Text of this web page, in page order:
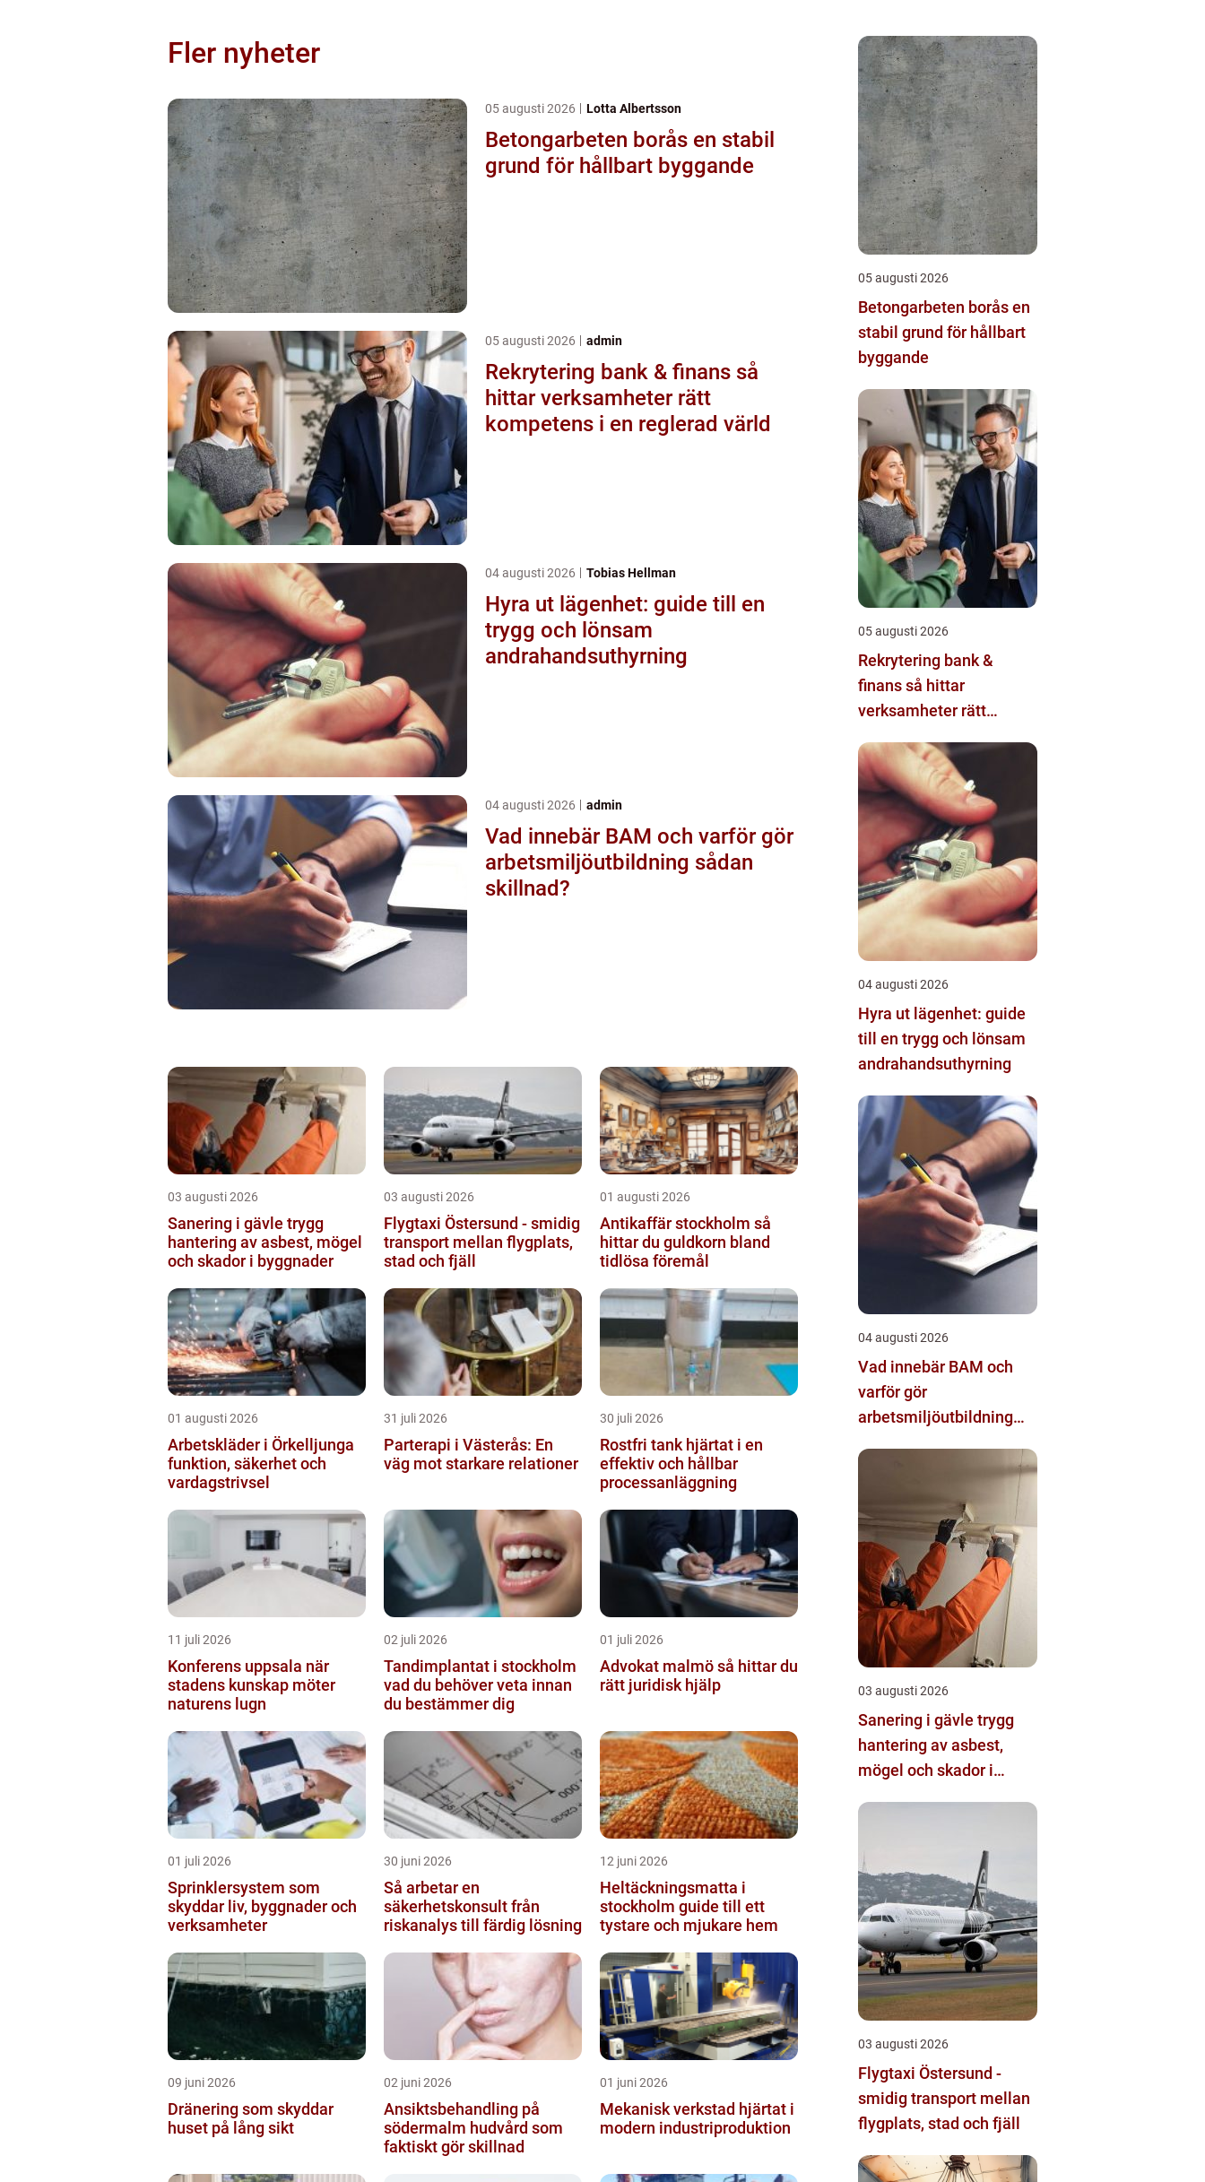
Fler nyheter
05 augusti 2026 Lotta Albertsson
Betongarbeten borås en stabil
grund för hållbart byggande
05 augusti 2026 admin
Rekrytering bank & finans så
hittar verksamheter rätt
kompetens i en reglerad värld
04 augusti 2026 Tobias Hellman
Hyra ut lägenhet: guide till en
trygg och lönsam
andrahandsuthyrning
04 augusti 2026 admin
Vad innebär BAM och varför gör
arbetsmiljöutbildning sådan
skillnad?
03 augusti 2026
Sanering i gävle trygg
hantering av asbest, mögel
och skador i byggnader
03 augusti 2026
Flygtaxi Östersund - smidig
transport mellan flygplats,
stad och fjäll
01 augusti 2026
Antikaffär stockholm så
hittar du guldkorn bland
tidlösa föremål
01 augusti 2026
Arbetskläder i Örkelljunga
funktion, säkerhet och
vardagstrivsel
31 juli 2026
Parterapi i Västerås: En
väg mot starkare relationer
30 juli 2026
Rostfri tank hjärtat i en
effektiv och hållbar
processanläggning
11 juli 2026
Konferens uppsala när
stadens kunskap möter
naturens lugn
02 juli 2026
Tandimplantat i stockholm
vad du behöver veta innan
du bestämmer dig
01 juli 2026
Advokat malmö så hittar du
rätt juridisk hjälp
01 juli 2026
Sprinklersystem som
skyddar liv, byggnader och
verksamheter
30 juni 2026
Så arbetar en
säkerhetskonsult från
riskanalys till färdig lösning
12 juni 2026
Heltäckningsmatta i
stockholm guide till ett
tystare och mjukare hem
09 juni 2026
Dränering som skyddar
huset på lång sikt
02 juni 2026
Ansiktsbehandling på
södermalm hudvård som
faktiskt gör skillnad
01 juni 2026
Mekanisk verkstad hjärtat i
modern industriproduktion
05 augusti 2026
Betongarbeten borås en
stabil grund för hållbart
byggande
05 augusti 2026
Rekrytering bank &
finans så hittar
verksamheter rätt
värld
04 augusti 2026
Hyra ut lägenhet: guide
till en trygg och lönsam
andrahandsuthyrning
04 augusti 2026
Vad innebär BAM och
varför gör
arbetsmiljöutbildning
03 augusti 2026
Sanering i gävle trygg
hantering av asbest,
mögel och skador i
03 augusti 2026
Flygtaxi Östersund -
smidig transport mellan
flygplats, stad och fjäll